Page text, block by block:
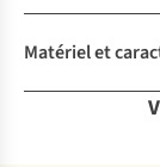
Matériel et